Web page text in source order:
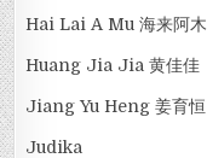
Hai Lai A Mu 海来阿木
Huang Jia Jia 黄佳佳
Jiang Yu Heng 姜育恒
Judika